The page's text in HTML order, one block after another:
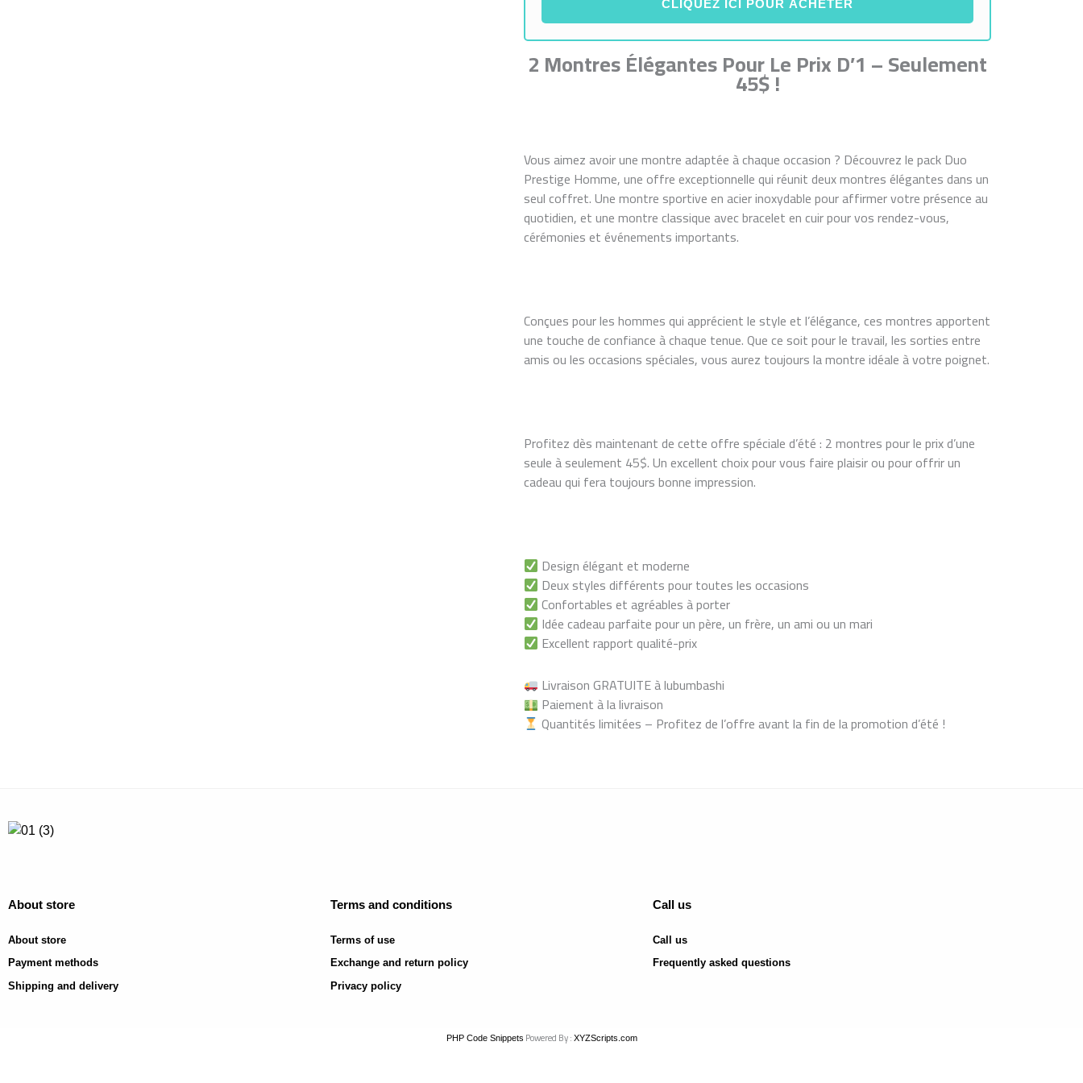
CLIQUEZ ICI POUR ACHETER
2 Montres Élégantes Pour Le Prix D’1 – Seulement
45$ !
Vous aimez avoir une montre adaptée à chaque occasion ? Découvrez le pack Duo
Prestige Homme, une offre exceptionnelle qui réunit deux montres élégantes dans un
seul coffret. Une montre sportive en acier inoxydable pour affirmer votre présence au
quotidien, et une montre classique avec bracelet en cuir pour vos rendez-vous,
cérémonies et événements importants.
Conçues pour les hommes qui apprécient le style et l’élégance, ces montres apportent
une touche de confiance à chaque tenue. Que ce soit pour le travail, les sorties entre
amis ou les occasions spéciales, vous aurez toujours la montre idéale à votre poignet.
Profitez dès maintenant de cette offre spéciale d’été : 2 montres pour le prix d’une
seule à seulement 45$. Un excellent choix pour vous faire plaisir ou pour offrir un
cadeau qui fera toujours bonne impression.
Design élégant et moderne
Deux styles différents pour toutes les occasions
Confortables et agréables à porter
Idée cadeau parfaite pour un père, un frère, un ami ou un mari
Excellent rapport qualité-prix
Livraison GRATUITE à lubumbashi
Paiement à la livraison
Quantités limitées – Profitez de l’offre avant la fin de la promotion d’été !
About store
About store
Payment methods
Shipping and delivery
Terms and conditions
Terms of use
Exchange and return policy
Privacy policy
Call us
Call us
Frequently asked questions
PHP Code Snippets Powered By : XYZScripts.com